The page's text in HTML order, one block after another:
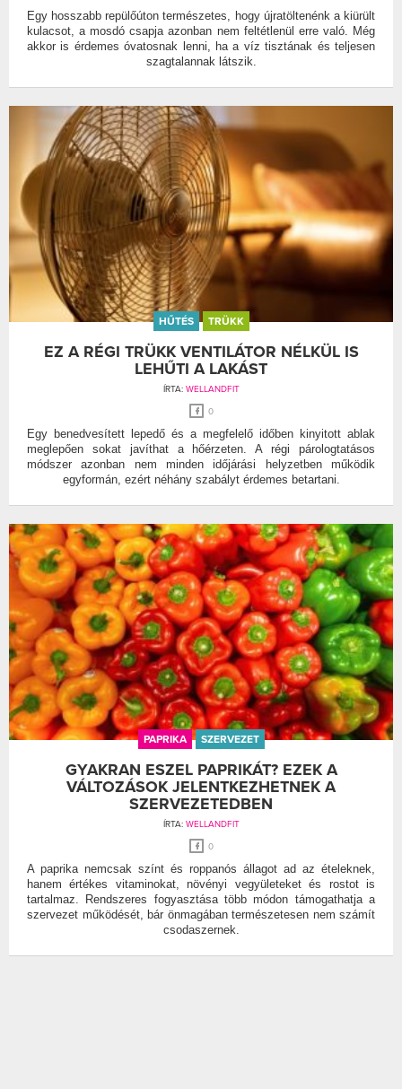
Egy hosszabb repülőúton természetes, hogy újratöltenénk a kiürült
kulacsot, a mosdó csapja azonban nem feltétlenül erre való. Még
akkor is érdemes óvatosnak lenni, ha a víz tisztának és teljesen
szagtalannak látszik.
HŰTÉS TRÜKK
EZ A RÉGI TRÜKK VENTILÁTOR NÉLKÜL IS
LEHŰTI A LAKÁST
ÍRTA: WELLANDFIT
0
Egy benedvesített lepedő és a megfelelő időben kinyitott ablak
meglepően sokat javíthat a hőérzeten. A régi párologtatásos
módszer azonban nem minden időjárási helyzetben működik
egyformán, ezért néhány szabályt érdemes betartani.
PAPRIKA SZERVEZET
GYAKRAN ESZEL PAPRIKÁT? EZEK A
VÁLTOZÁSOK JELENTKEZHETNEK A
SZERVEZETEDBEN
ÍRTA: WELLANDFIT
0
A paprika nemcsak színt és roppanós állagot ad az ételeknek,
hanem értékes vitaminokat, növényi vegyületeket és rostot is
tartalmaz. Rendszeres fogyasztása több módon támogathatja a
szervezet működését, bár önmagában természetesen nem számít
csodaszernek.